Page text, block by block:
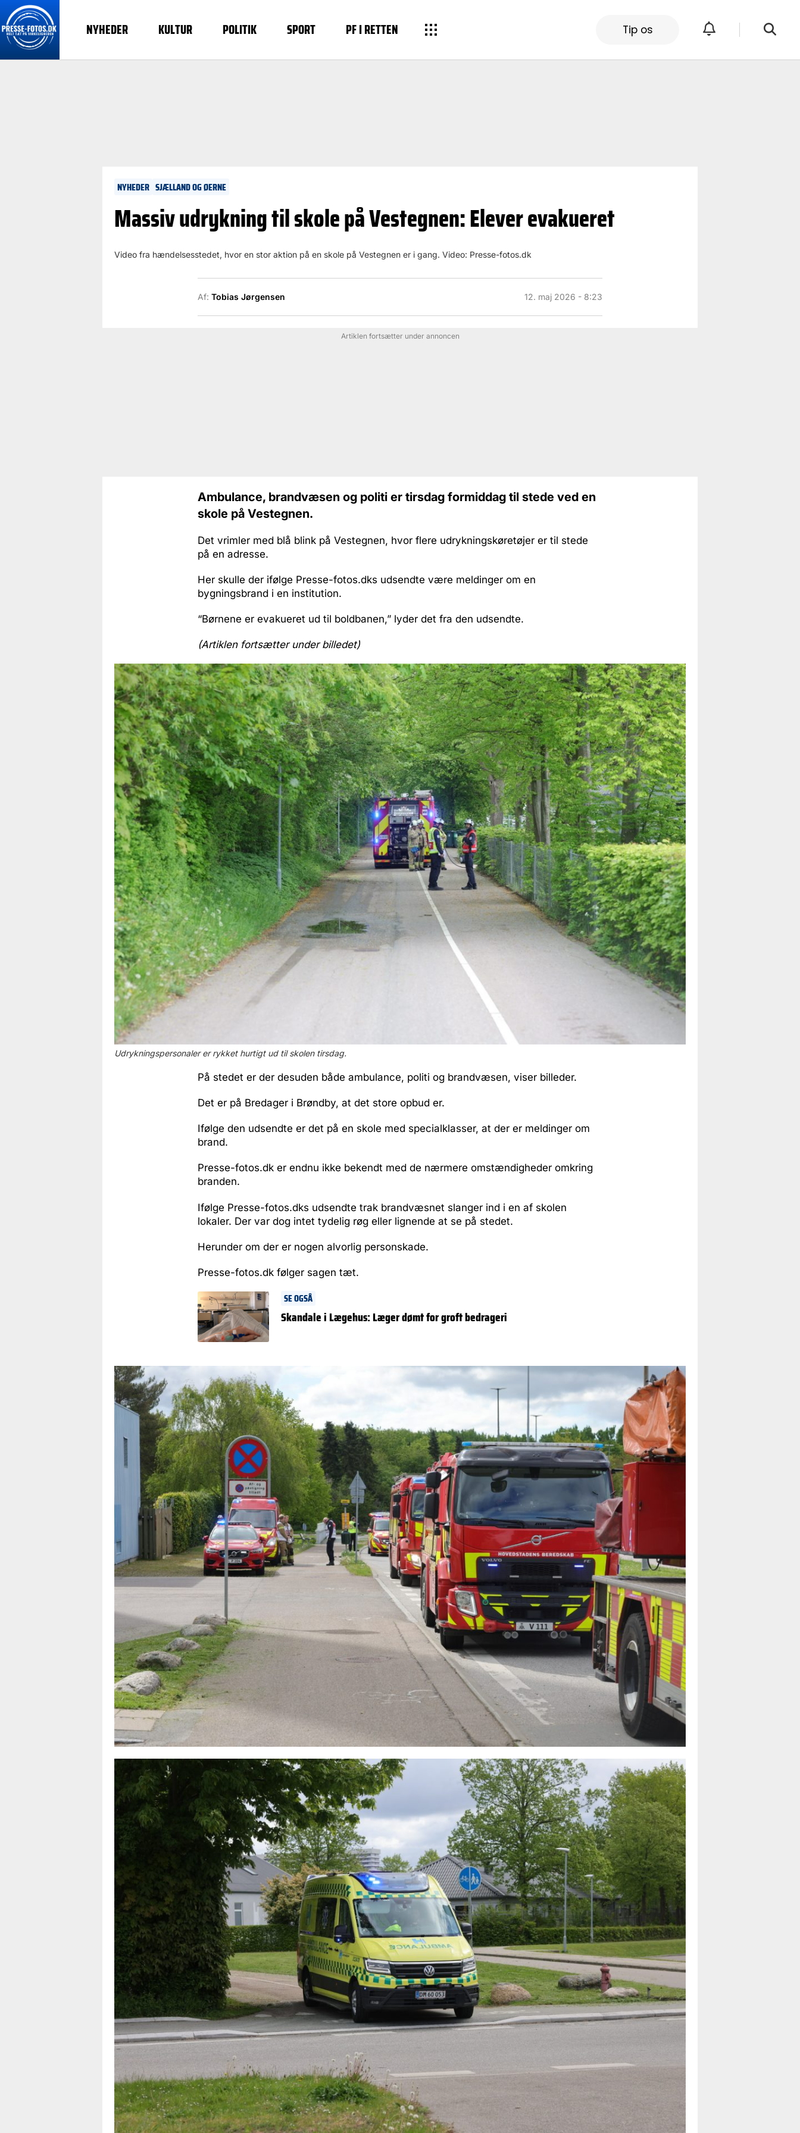
NYHEDER KULTUR POLITIK SPORT PF I RETTEN Tip os
NYHEDER SJÆLLAND OG ØERNE
Massiv udrykning til skole på Vestegnen: Elever evakueret
Video fra hændelsesstedet, hvor en stor aktion på en skole på Vestegnen er i gang. Video: Presse-fotos.dk
Af: Tobias Jørgensen 12. maj 2026 - 8:23
Artiklen fortsætter under annoncen
Ambulance, brandvæsen og politi er tirsdag formiddag til stede ved en
skole på Vestegnen.
Det vrimler med blå blink på Vestegnen, hvor flere udrykningskøretøjer er til stede
på en adresse.
Her skulle der ifølge Presse-fotos.dks udsendte være meldinger om en
bygningsbrand i en institution.
“Børnene er evakueret ud til boldbanen,” lyder det fra den udsendte.
(Artiklen fortsætter under billedet)
Udrykningspersonaler er rykket hurtigt ud til skolen tirsdag.
På stedet er der desuden både ambulance, politi og brandvæsen, viser billeder.
Det er på Bredager i Brøndby, at det store opbud er.
Ifølge den udsendte er det på en skole med specialklasser, at der er meldinger om
brand.
Presse-fotos.dk er endnu ikke bekendt med de nærmere omstændigheder omkring
branden.
Ifølge Presse-fotos.dks udsendte trak brandvæsnet slanger ind i en af skolen
lokaler. Der var dog intet tydelig røg eller lignende at se på stedet.
Herunder om der er nogen alvorlig personskade.
Presse-fotos.dk følger sagen tæt.
SE OGSÅ
Skandale i Lægehus: Læger dømt for groft bedrageri